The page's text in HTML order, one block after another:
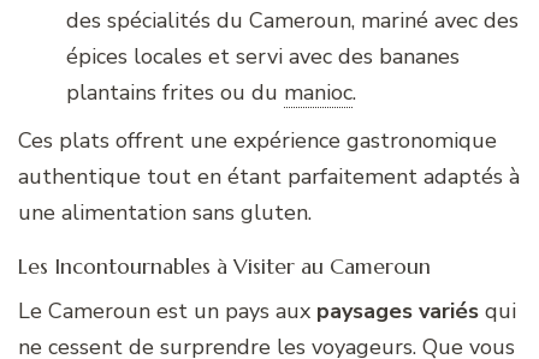
des spécialités du Cameroun, mariné avec des
épices locales et servi avec des bananes
plantains frites ou du manioc.
Ces plats offrent une expérience gastronomique
authentique tout en étant parfaitement adaptés à
une alimentation sans gluten.
Les Incontournables à Visiter au Cameroun
Le Cameroun est un pays aux paysages variés qui
ne cessent de surprendre les voyageurs. Que vous